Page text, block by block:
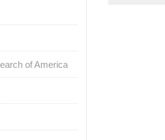
of America